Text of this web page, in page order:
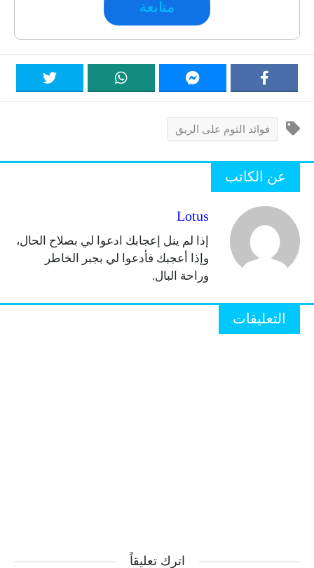
متابعة
فوائد الثوم على الريق
عن الكاتب
Lotus
إذا لم ينل إعجابك ادعوا لي بصلاح الحال،
وإذا أعجبك فأدعوا لي بجبر الخاطر
وراحة البال.
التعليقات
اترك تعليقاً